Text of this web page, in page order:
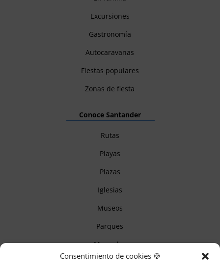
Consentimiento de cookies 🍪
Excursiones
Gastronomía
Autocaravanas
Fiestas populares
Zonas de fiesta
Conoce Santander
Rutas
Playas
Plazas
Iglesias
Museos
Parques
Mercados